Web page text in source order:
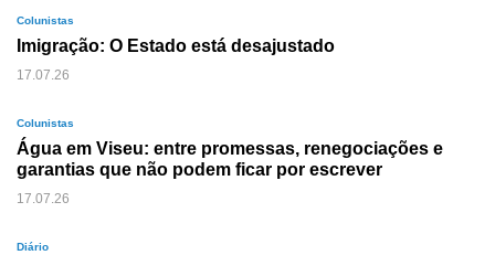
Colunistas
Imigração: O Estado está desajustado
17.07.26
Colunistas
Água em Viseu: entre promessas, renegociações e
garantias que não podem ficar por escrever
17.07.26
Diário